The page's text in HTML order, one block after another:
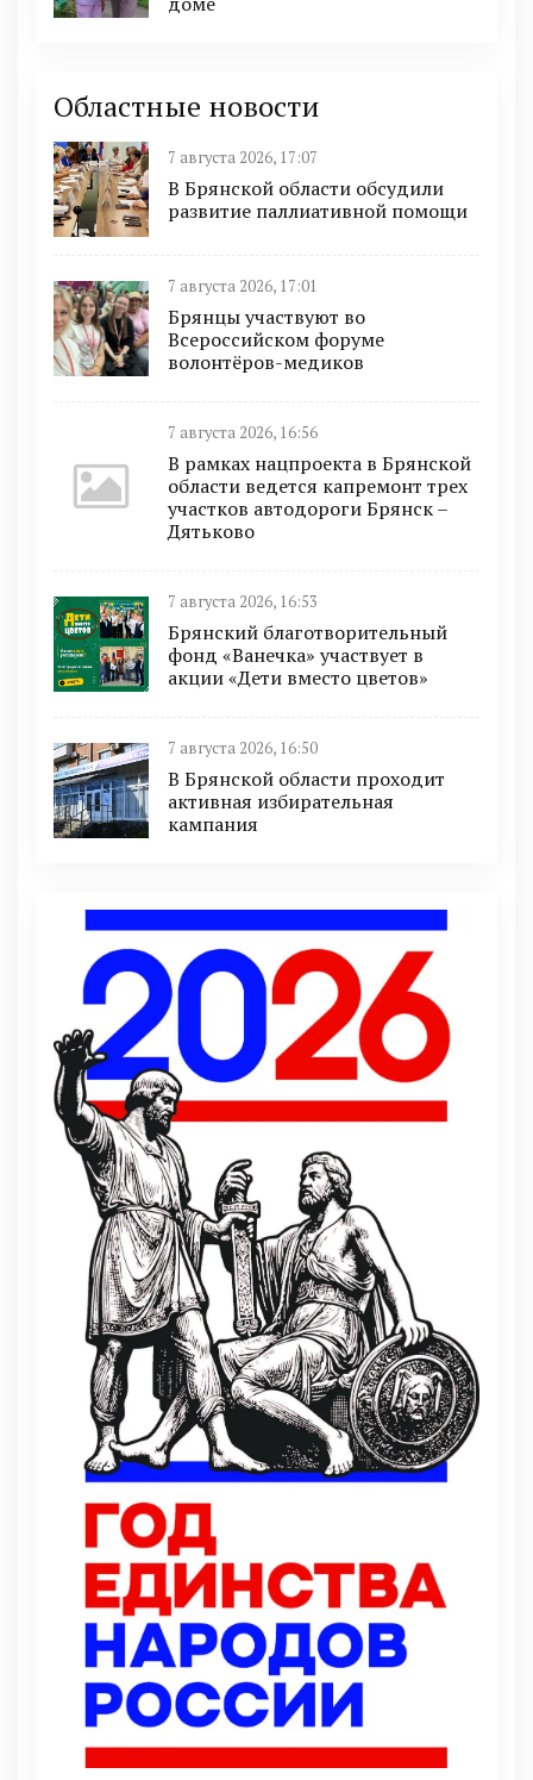
Областные новости
7 августа 2026, 17:07
В Брянской области обсудили
развитие паллиативной помощи
7 августа 2026, 17:01
Брянцы участвуют во
Всероссийском форуме
волонтёров-медиков
7 августа 2026, 16:56
В рамках нацпроекта в Брянской
области ведется капремонт трех
участков автодороги Брянск –
Дятьково
7 августа 2026, 16:53
Брянский благотворительный
фонд «Ванечка» участвует в
акции «Дети вместо цветов»
7 августа 2026, 16:50
В Брянской области проходит
активная избирательная
кампания